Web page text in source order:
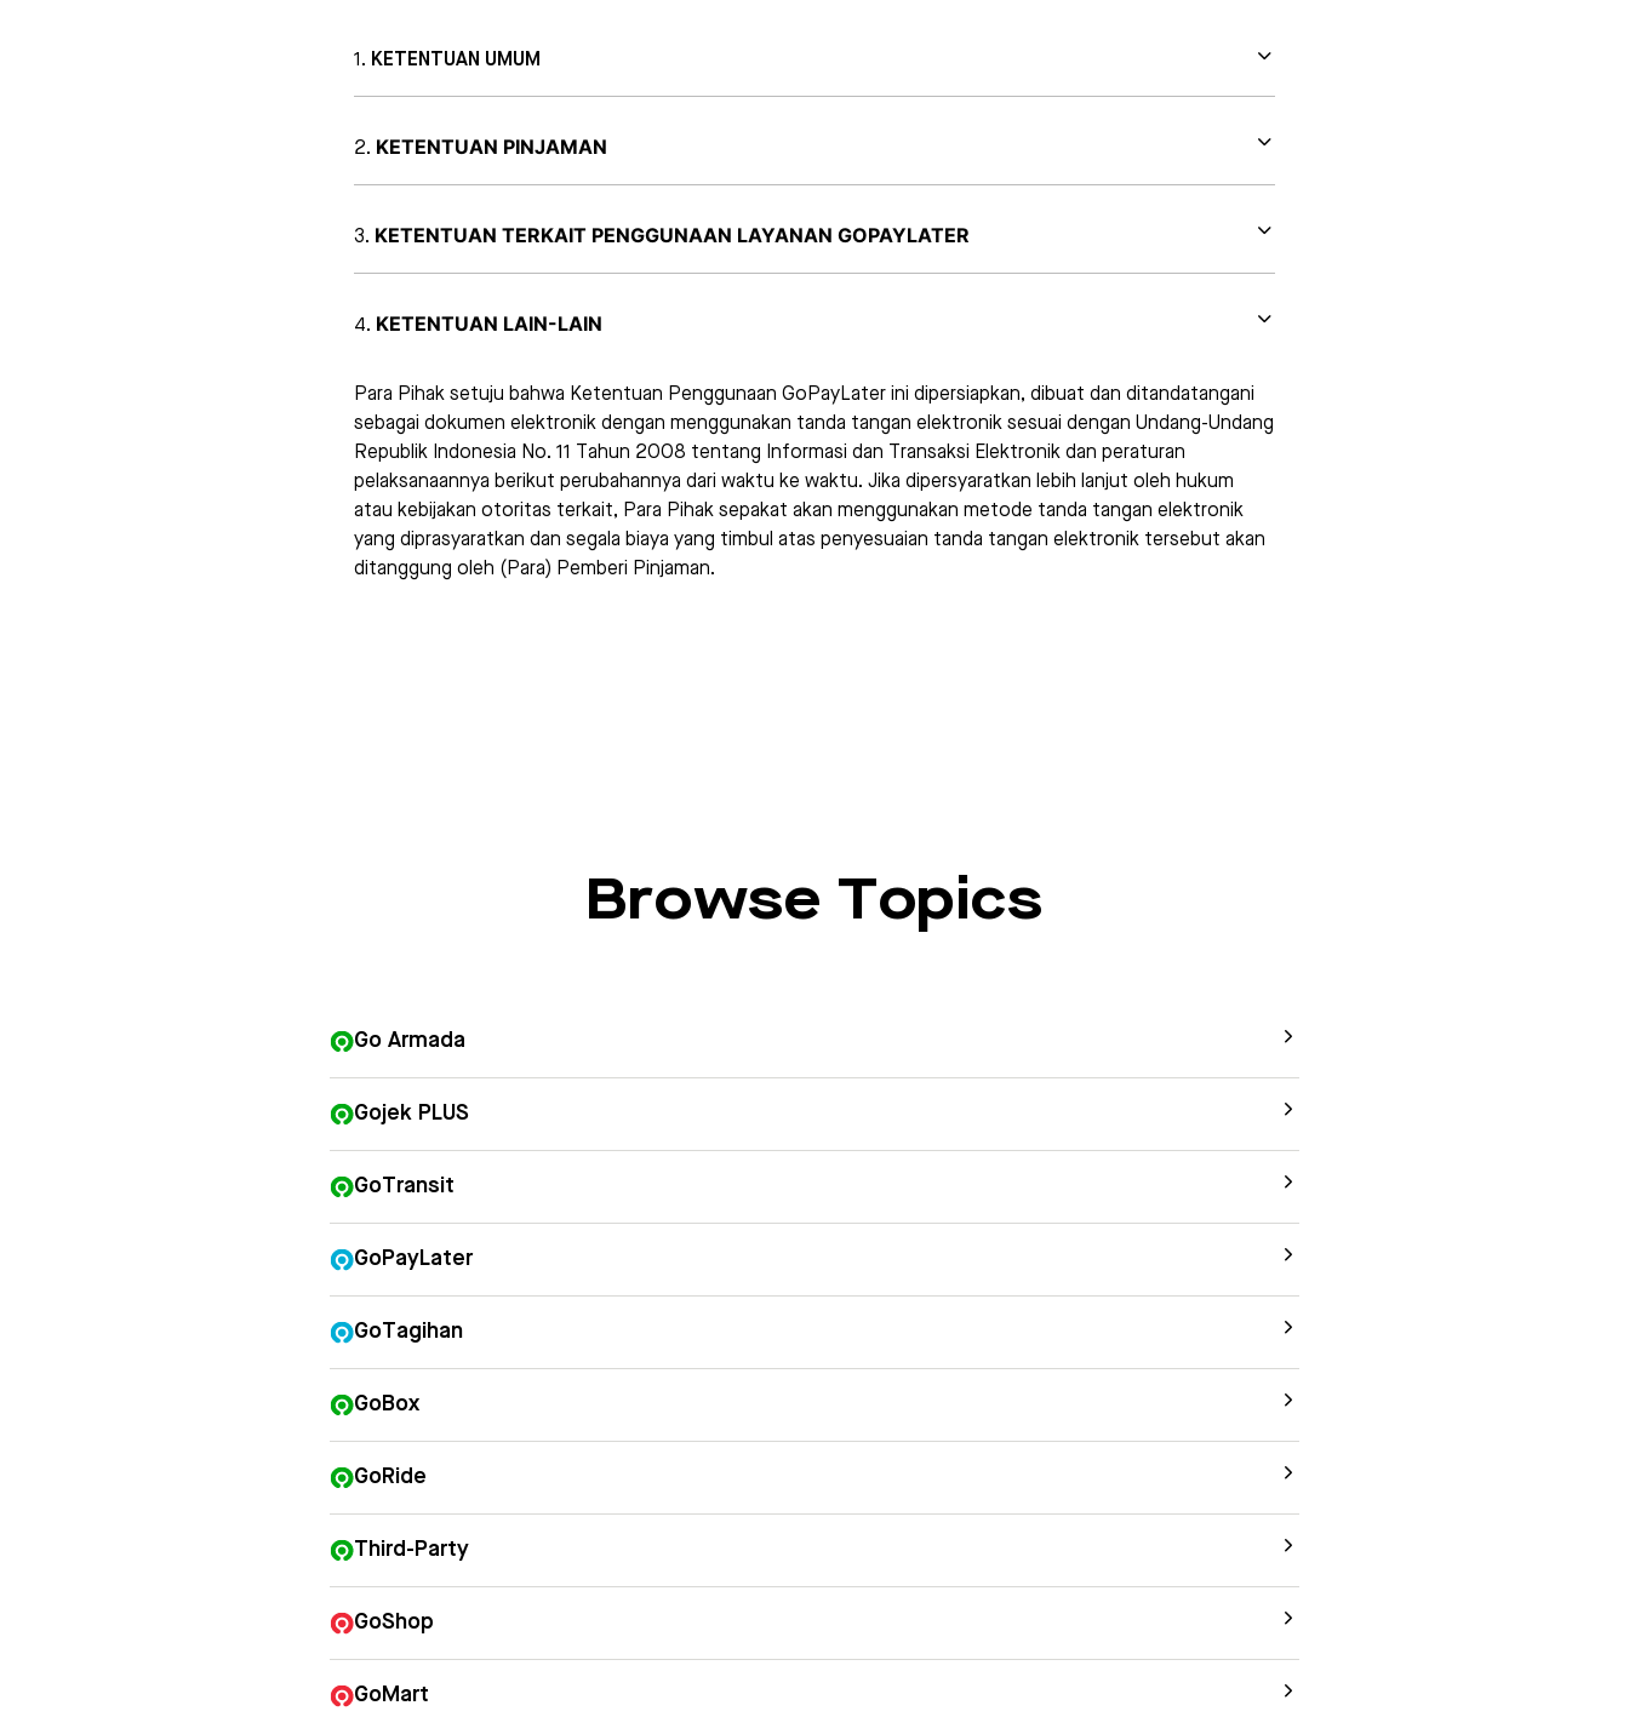
KETENTUAN UMUM
KETENTUAN PINJAMAN
KETENTUAN TERKAIT PENGGUNAAN LAYANAN GOPAYLATER
KETENTUAN LAIN-LAIN
Para Pihak setuju bahwa Ketentuan Penggunaan GoPayLater ini dipersiapkan, dibuat dan ditandatangani
sebagai dokumen elektronik dengan menggunakan tanda tangan elektronik sesuai dengan Undang-Undang
Republik Indonesia No. 11 Tahun 2008 tentang Informasi dan Transaksi Elektronik dan peraturan
pelaksanaannya berikut perubahannya dari waktu ke waktu. Jika dipersyaratkan lebih lanjut oleh hukum
atau kebijakan otoritas terkait, Para Pihak sepakat akan menggunakan metode tanda tangan elektronik
yang diprasyaratkan dan segala biaya yang timbul atas penyesuaian tanda tangan elektronik tersebut akan
ditanggung oleh (Para) Pemberi Pinjaman.
Browse Topics
Go Armada
Gojek PLUS
GoTransit
GoPayLater
GoTagihan
GoBox
GoRide
Third-Party
GoShop
GoMart